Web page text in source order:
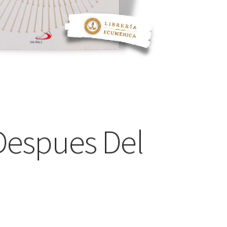
Del